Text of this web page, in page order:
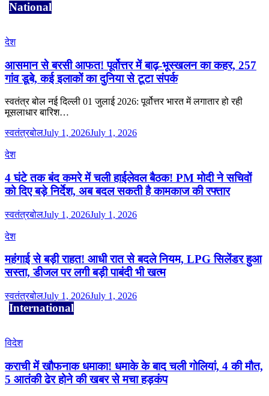
National
देश
आसमान से बरसी आफत! पूर्वोत्तर में बाढ़-भूस्खलन का कहर, 257
गांव डूबे, कई इलाकों का दुनिया से टूटा संपर्क
स्वतंत्र बोल नई दिल्ली 01 जुलाई 2026: पूर्वोत्तर भारत में लगातार हो रही
मूसलाधार बारिश…
स्वतंत्रबोलJuly 1, 2026July 1, 2026
देश
4 घंटे तक बंद कमरे में चली हाईलेवल बैठक! PM मोदी ने सचिवों
को दिए बड़े निर्देश, अब बदल सकती है कामकाज की रफ्तार
स्वतंत्रबोलJuly 1, 2026July 1, 2026
देश
महंगाई से बड़ी राहत! आधी रात से बदले नियम, LPG सिलेंडर हुआ
सस्ता, डीजल पर लगी बड़ी पाबंदी भी खत्म
स्वतंत्रबोलJuly 1, 2026July 1, 2026
International
विदेश
कराची में खौफनाक धमाका! धमाके के बाद चली गोलियां, 4 की मौत,
5 आतंकी ढेर होने की खबर से मचा हड़कंप